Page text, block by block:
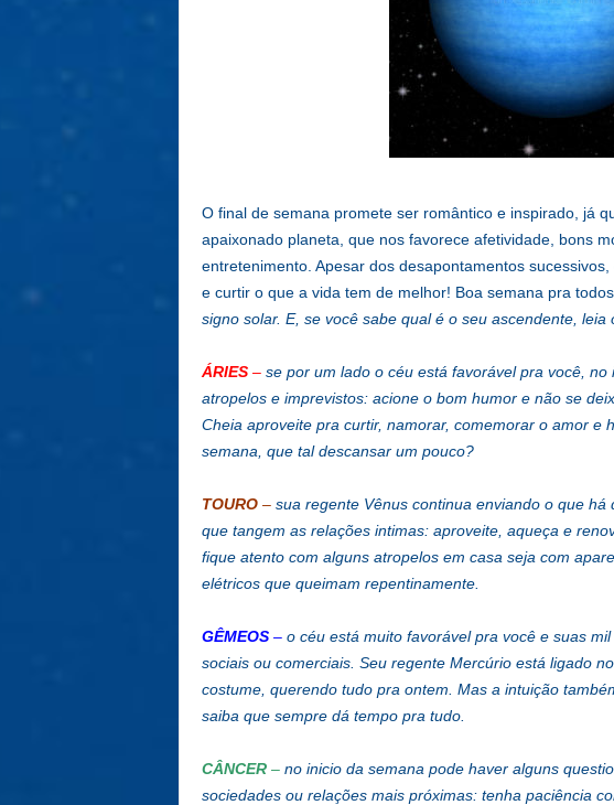
O final de semana promete ser romântico e inspirado, já
apaixonado planeta, que nos favorece afetividade, bons
entretenimento. Apesar dos desapontamentos
e curtir o que a vida tem de melhor! Boa semana pra
signo solar. E, se você sabe qual é o seu ascendente,
ÁRIES–se por um lado o céu está favorável pra você, no
atropelos e imprevistos: acione o bom humor e não se
Cheia aproveite pra curtir, namorar, comemorar o amor e
semana, que tal descansar um pouco?
TOURO –sua regente Vênus continua enviando o que há
que tangem as relações intimas: aproveite, aqueça e
fique atento com alguns atropelos em casa seja com
elétricos que queimam repentinamente.
GÊMEOS –o céu está muito favorável pra você e suas
sociais ou comerciais. Seu regente Mercúrio está ligado
costume, querendo tudo pra ontem. Mas a intuição
saiba que sempre dá tempo pra tudo.
CÂNCER –no inicio da semana pode haver alguns
sociedades ou relações mais próximas: tenha paciência